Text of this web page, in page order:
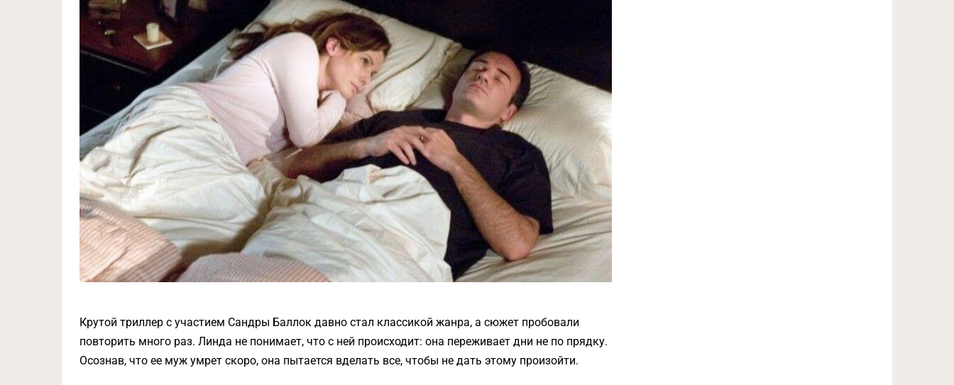
Крутой триллер с участием Сандры Баллок давно стал классикой жанра, а сюжет пробовали
повторить много раз. Линда не понимает, что с ней происходит: она переживает дни не по прядку.
Осознав, что ее муж умрет скоро, она пытается вделать все, чтобы не дать этому произойти.